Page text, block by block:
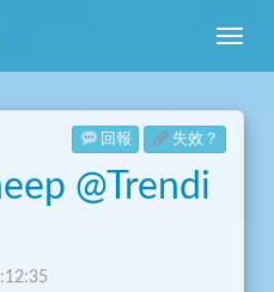
回報 失效？
@Trendi